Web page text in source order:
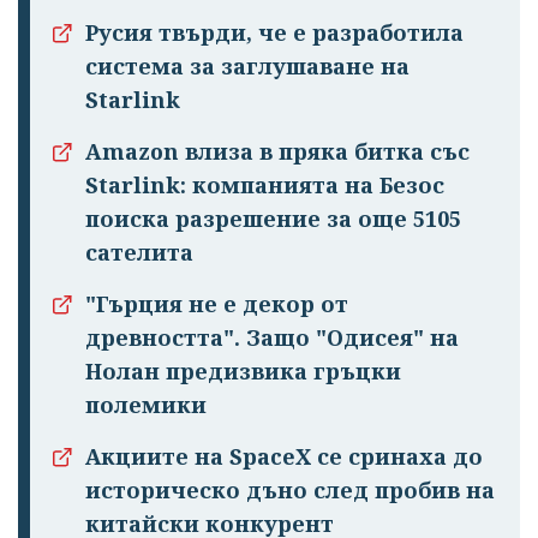
Русия твърди, че е разработила
система за заглушаване на
Starlink
Amazon влиза в пряка битка със
Starlink: компанията на Безос
поиска разрешение за още 5105
сателита
"Гърция не е декор от
древността". Защо "Одисея" на
Нолан предизвика гръцки
полемики
Акциите на SpaceX се сринаха до
историческо дъно след пробив на
китайски конкурент